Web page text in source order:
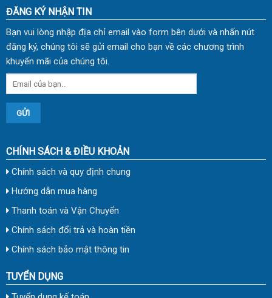
ĐĂNG KÝ NHẬN TIN
Bạn vui lòng nhập địa chỉ email vào form bên dưới và nhấn nút
đăng ký, chúng tôi sẽ gửi email cho bạn về các chương trình
khuyến mãi của chúng tôi.
CHÍNH SÁCH & ĐIỀU KHOẢN
Chính sách và quy định chung
Hướng dẫn mua hàng
Thanh toán và Vận Chuyển
Chính sách đổi trả và hoàn tiền
Chính sách bảo mật thông tin
TUYỂN DỤNG